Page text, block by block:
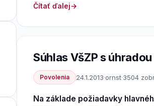
Čítať ďalej
Súhlas VšZP s
Povolenia 24.1.2013·ornst·3504
Na základe požiadavky